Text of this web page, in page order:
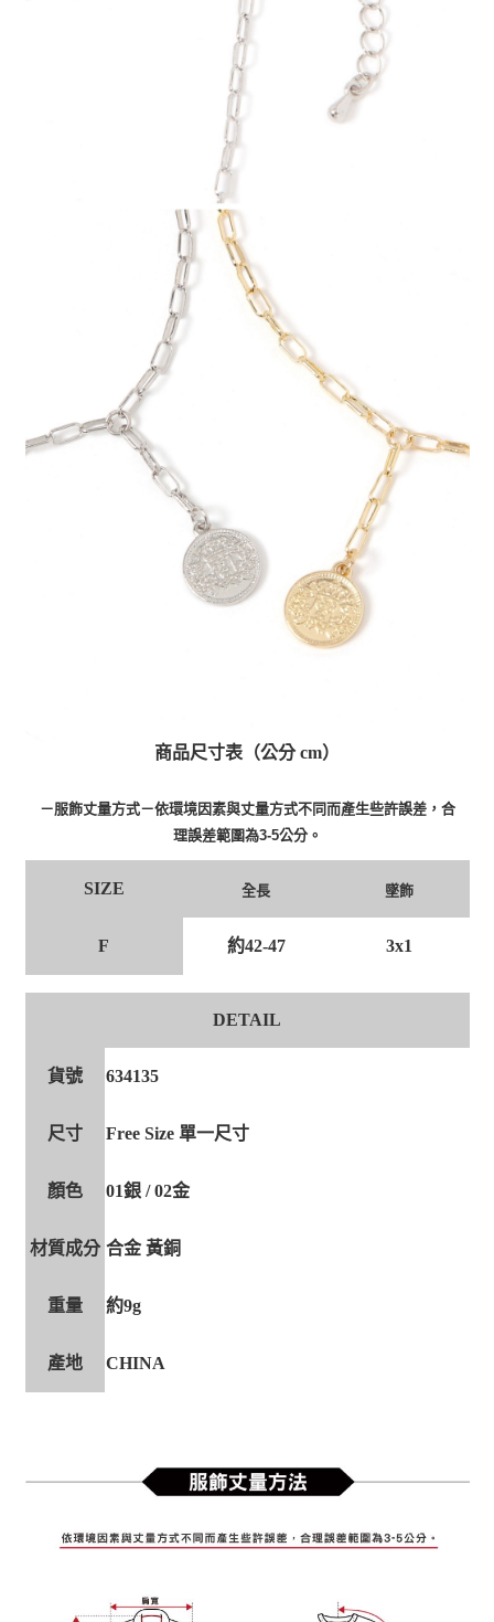
商品尺寸表（公分 cm）
－服飾丈量方式－依環境因素與丈量方式不同而產生些許誤差，合
理誤差範圍為3-5公分。
SIZE 全長 墜飾
F 約42-47 3x1
DETAIL
貨號 634135
尺寸 Free Size 單一尺寸
顏色 01銀 / 02金
材質成分 合金 黃銅
重量 約9g
產地 CHINA